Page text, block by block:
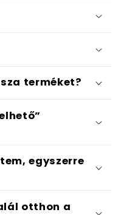
terméket?
egyszerre
otthon a